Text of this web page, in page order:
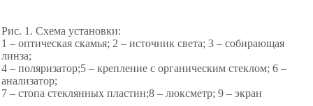
Рис. 1. Схема установки:
1 – оптическая скамья; 2 – источник света; 3 – собирающая
линза;
4 – поляризатор;5 – крепление с органическим стеклом; 6 –
анализатор;
7 – стопа стеклянных пластин;8 – люксметр; 9 – экран